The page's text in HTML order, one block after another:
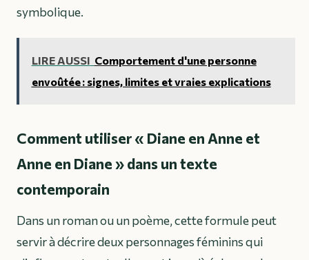
symbolique.
LIRE AUSSI Comportement d'une personne
envoûtée : signes, limites et vraies explications
Comment utiliser « Diane en Anne et
Anne en Diane » dans un texte
contemporain
Dans un roman ou un poème, cette formule peut
servir à décrire deux personnages féminins qui